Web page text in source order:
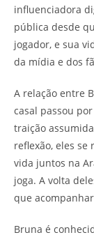
influenciadora
pública desde
jogador, e sua
da mídia e dos
A relação entre
casal passou
traição
reflexão, eles
vida juntos na
joga. A volta
que
Bruna é